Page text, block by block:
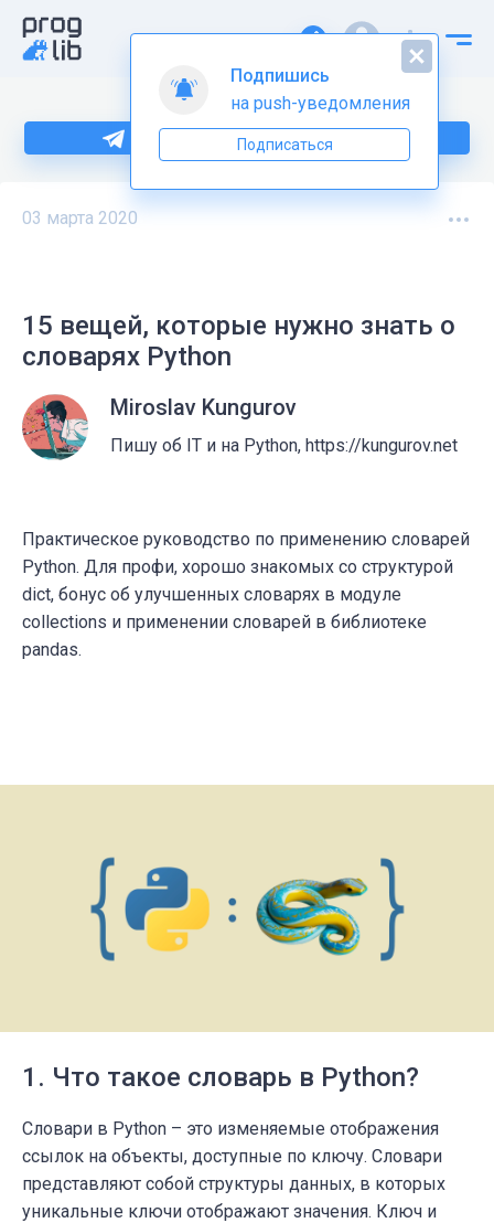
Больше информации по Python тут
03 марта 2020
15 вещей, которые нужно знать о
словарях Python
Miroslav Kungurov
Пишу об IT и на Python, https://kungurov.net
Практическое руководство по применению словарей
Python. Для профи, хорошо знакомых со структурой
dict, бонус об улучшенных словарях в модуле
collections и применении словарей в библиотеке
pandas.
1. Что такое словарь в Python?
Словари в Python – это изменяемые отображения
ссылок на объекты, доступные по ключу. Словари
представляют собой структуры данных, в которых
уникальные ключи отображают значения. Ключ и
Подпишись
на push-уведомления
Подписаться